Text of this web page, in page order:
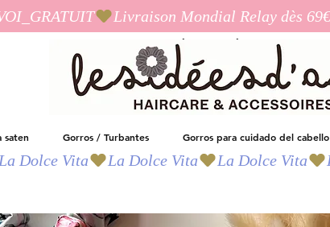
Las ideas de Ana
saten Gorros / Turbantes Gorros para cuidado del cabello